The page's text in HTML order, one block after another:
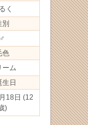
く
別
♂
色
ーム
生日
18日 (12
)